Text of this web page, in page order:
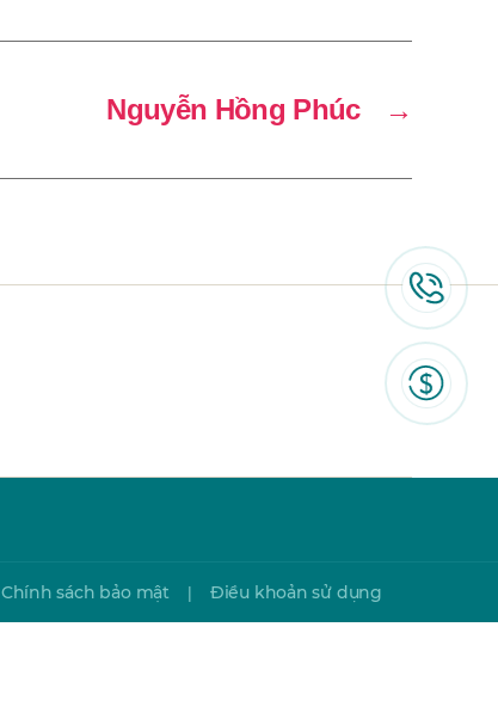
→
Nguyễn Hồng Phúc
Chính sách bảo mật | Điều khoản sử dụng